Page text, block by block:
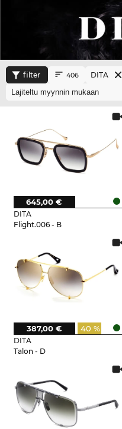
filter 406 DITA
DITA
Flight.006 - B
645,00 €
DITA
Talon - D
40 %
387,00 €